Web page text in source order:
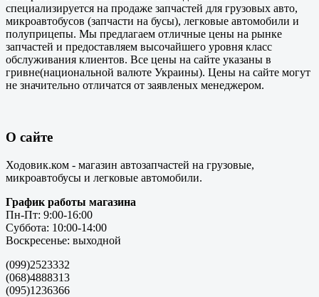
специализируется на продаже запчастей для грузовых авто,
микроавтобусов (запчасти на бусы), легковые автомобили и
полуприцепы. Мы предлагаем отличные цены на рынке
запчастей и предоставляем высочайшего уровня класс
обслуживания клиентов. Все цены на сайте указаны в
гривне(национальной валюте Украины). Цены на сайте могут
не значительно отличатся от заявленых менеджером.
О сайте
Ходовик.ком - магазин автозапчастей на грузовые,
микроавтобусы и легковые автомобили.
График работы магазина
Пн-Пт: 9:00-16:00
Суббота: 10:00-14:00
Воскресенье: выходной
(099)2523332
(068)4888313
(095)1236366